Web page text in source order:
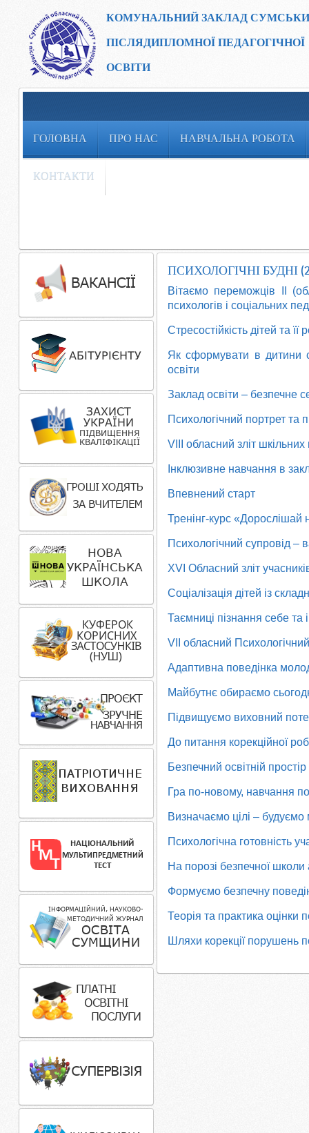
КОМУНАЛЬНИЙ ЗАКЛАД
ПІСЛЯДИПЛОМНОЇ ПЕДАГОГІЧНОЇ
ОСВІТИ
ГОЛОВНА ПРО НАС НАВЧАЛЬНА РОБОТА
КОНТАКТИ
ПСИХОЛОГІЧНІ БУДНІ
Вітаємо переможців ІІ
психологів і соціальних
Стресостійкість дітей та
Як сформувати в дитини
освіти
Заклад освіти – безпечне
Психологічний портрет та
VІІІ обласний зліт
Інклюзивне навчання в
Впевнений старт
Тренінг-курс «Дорослішай
Психологічний супровід –
XVІ Обласний зліт
Соціалізація дітей із
Таємниці пізнання себе та
VІІ обласний
Адаптивна поведінка
Майбутнє обираємо
Підвищуємо виховний
До питання корекційної
Безпечний освітній
Гра по-новому, навчання
Визначаємо цілі – будуємо
Психологічна готовність
На порозі безпечної школи
Формуємо безпечну
Теорія та практика оцінки
Шляхи корекції порушень